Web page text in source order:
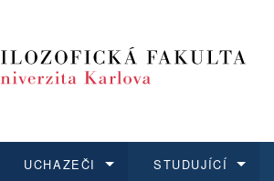
UCHAZEČI STUDUJÍCÍ